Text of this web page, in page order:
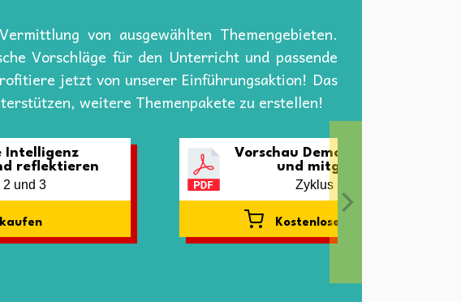
von ausgewählten Themengebieten.
Vorschläge für den Unterricht und passende
jetzt von unserer Einführungsaktion! Das
weitere Themenpakete zu erstellen!
Intelligenz
reflektieren
2 und 3
Vorschau Demokratie erleben
und mitgestalten
Zyklus 2 und 3
Kostenlose Vorschau